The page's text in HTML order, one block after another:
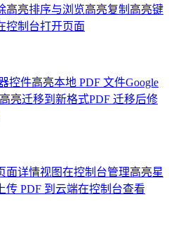
高亮排序与浏览高亮复制高亮键
控制台打开页面
控件高亮本地 PDF 文件Google
亮迁移到新格式PDF 迁移后修
面详情视图在控制台管理高亮星
上传 PDF 到云端在控制台查看